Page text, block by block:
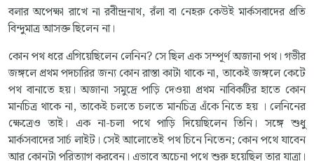
বলার অপেক্ষা রাখে না রবীন্দ্রনাথ, রঁলা বা নেহরু কেউই মার্কসবাদের প্রতি
বিন্দুমাত্র আসক্ত ছিলেন না।
কোন পথ ধরে এগিয়েছিলেন লেনিন? সে ছিল এক সম্পূর্ণ অজানা পথ। গভীর
জঙ্গলে প্রথম পদচারির জন্য কোন রাস্তা কাটা থাকে না, তাকেই জঙ্গলে কেটে
পথ বানাতে হয়। অজানা সমুদ্রে পাড়ি দেওয়া প্রথম নাবিকটির হাতে কোন
মানচিত্র থাকে না, তাকেই চলতে চলতে মানচিত্র এঁকে নিতে হয় । লেনিনের
ক্ষেত্রেও তাই। এক না-চলা পথে পাড়ি দিয়েছিলেন তিনি। সঙ্গে শুধু
মার্কসবাদের সার্চ লাইট। সেই আলোতেই পথ চিনে নিতেন; কোন পথে যাবেন
আর কোনটা পরিত্যাগ করবেন। এভাবে অচেনা পথে শুরু হয়েছিল তার যাত্রা।